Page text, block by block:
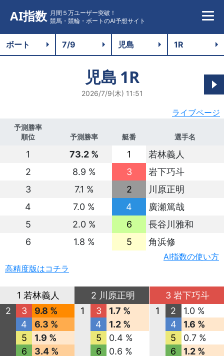
AI指数 月間５万ユーザー突破！
競馬・競輪・ボートのAI予想サイト
児島 1R
2026/7/9(木) 11:51
ライブページ
予測勝率
順位
予測勝率 艇番 選手名
1 73.2 % 1
若林義人
2
8.9 % 3
岩下巧斗
3
7.1 % 2
川原正明
4
7.0 % 4
廣瀬篤哉
5
2.0 % 6
長谷川雅和
6
1.8 % 5 角浜修
AI指数の使い方
高精度版はコチラ
1 若林義人
2
3
9.8 %
4
6.3 %
5
1.9 %
6
3.4 %
2 川原正明
1
3
1.7 %
4
1.2 %
5
0.4 %
6
0.6 %
3 岩下巧斗
1
2
1.0 %
4
1.6 %
5
0.7 %
6
1.2 %